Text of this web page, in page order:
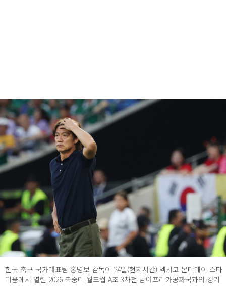
한국 축구 국가대표팀 홍명보 감독이 24일(현지시간) 멕시코 몬테레이 스타
디움에서 열린 2026 북중미 월드컵 A조 3차전 남아프리카공화국과의 경기